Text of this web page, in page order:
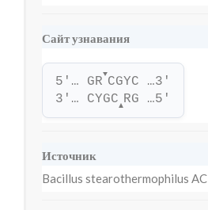
Сайт узнавания
5'… GR
▼
CGYC …3'
3'… CYGC▲RG …5'
Источник
Bacillus stearothermophilus AC